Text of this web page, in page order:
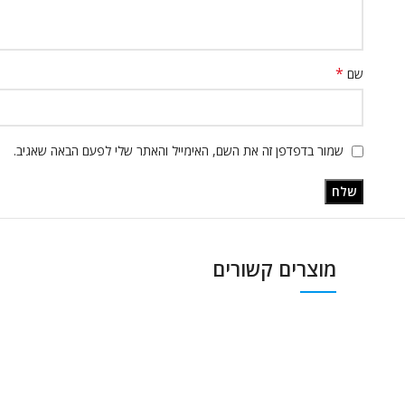
שם *
שמור בדפדפן זה את השם, האימייל והאתר שלי לפעם הבאה שאגיב.
מוצרים קשורים